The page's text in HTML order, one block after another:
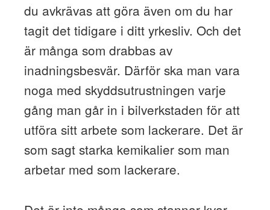
du avkrävas att göra även om du har
tagit det tidigare i ditt yrkesliv. Och det
är många som drabbas av
inadningsbesvär. Därför ska man vara
noga med skyddsutrustningen varje
gång man går in i bilverkstaden för att
utföra sitt arbete som lackerare. Det är
som sagt starka kemikalier som man
arbetar med som lackerare.